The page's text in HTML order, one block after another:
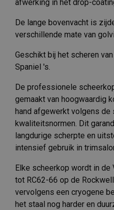
afwerking in het drop-
De lange bovenvacht is
verschillende mate van
Geschikt bij het scheren
Spaniel 's.
De professionele
gemaakt van hoogwaardig
hand afgewerkt volgens de
kwaliteitsnormen. Dit
langdurige scherpte en
intensief gebruik in
Elke scheerkop wordt in de
tot RC62-66 op de
vervolgens een cryogene
het staal nog harder en